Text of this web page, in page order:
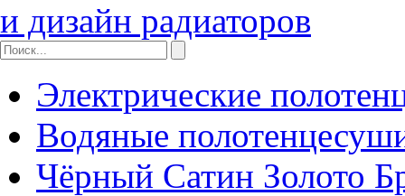
и дизайн радиаторов
Электрические
Водяные
Чёрный Сатин Золото